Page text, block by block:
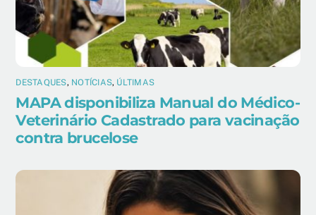
DESTAQUES, NOTÍCIAS, ÚLTIMAS
MAPA disponibiliza Manual do Médico-
Veterinário Cadastrado para vacinação
contra brucelose